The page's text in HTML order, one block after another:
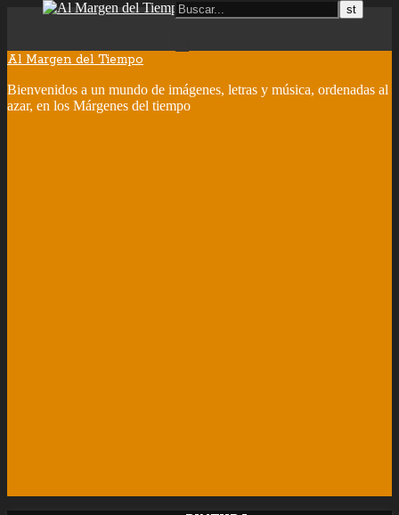
Al Margen del Tiempo
Bienvenidos a un mundo de imágenes, letras y música, ordenadas al
azar, en los Márgenes del tiempo